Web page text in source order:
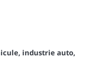
, industrie auto,